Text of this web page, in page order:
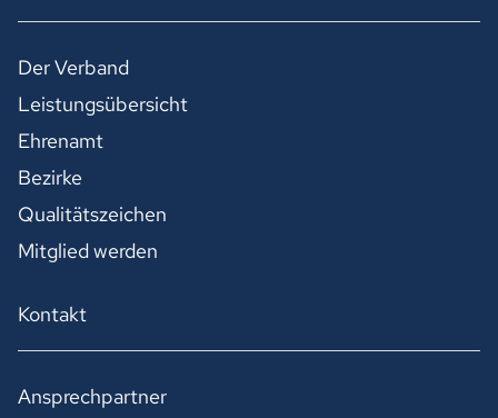
Der Verband
Leistungsübersicht
Ehrenamt
Bezirke
Qualitätszeichen
Mitglied werden
Kontakt
Ansprechpartner